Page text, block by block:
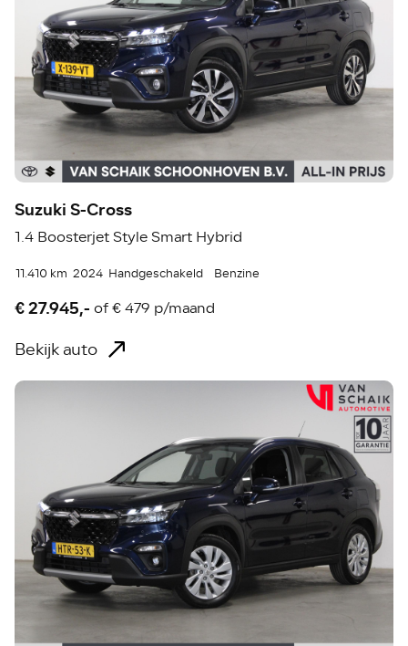
Suzuki S-Cross
1.4 Boosterjet Style Smart Hybrid
11.410 km 2024 Handgeschakeld Benzine
€ 27.945,- of€ 479 p/maand
Bekijk auto